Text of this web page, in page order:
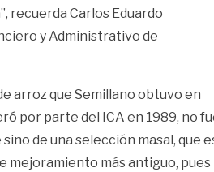
recuerda Carlos Eduardo
y Administrativo de
arroz que Semillano obtuvo en
por parte del ICA en 1989, no
de una selección masal, que
mejoramiento más antiguo, pues